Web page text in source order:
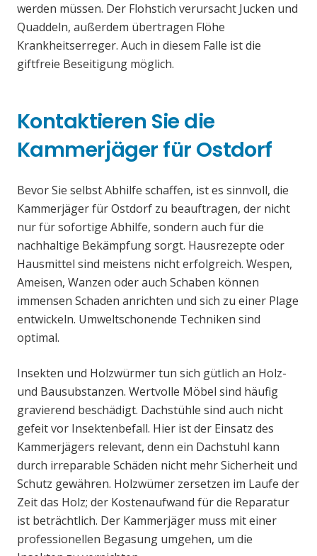
werden müssen. Der Flohstich verursacht Jucken und
Quaddeln, außerdem übertragen Flöhe
Krankheitserreger. Auch in diesem Falle ist die
giftfreie Beseitigung möglich.
Kontaktieren Sie die
Kammerjäger für Ostdorf
Bevor Sie selbst Abhilfe schaffen, ist es sinnvoll, die
Kammerjäger für Ostdorf zu beauftragen, der nicht
nur für sofortige Abhilfe, sondern auch für die
nachhaltige Bekämpfung sorgt. Hausrezepte oder
Hausmittel sind meistens nicht erfolgreich. Wespen,
Ameisen, Wanzen oder auch Schaben können
immensen Schaden anrichten und sich zu einer Plage
entwickeln. Umweltschonende Techniken sind
optimal.
Insekten und Holzwürmer tun sich gütlich an Holz-
und Bausubstanzen. Wertvolle Möbel sind häufig
gravierend beschädigt. Dachstühle sind auch nicht
gefeit vor Insektenbefall. Hier ist der Einsatz des
Kammerjägers relevant, denn ein Dachstuhl kann
durch irreparable Schäden nicht mehr Sicherheit und
Schutz gewähren. Holzwümer zersetzen im Laufe der
Zeit das Holz; der Kostenaufwand für die Reparatur
ist beträchtlich. Der Kammerjäger muss mit einer
professionellen Begasung umgehen, um die